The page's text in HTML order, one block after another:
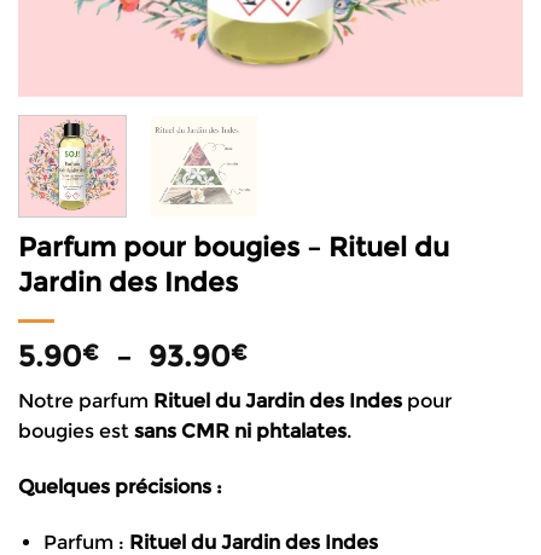
Parfum pour bougies – Rituel du
Jardin des Indes
5.90€ – 93.90€Plage
de
prix :
5.90€
Notre parfum Rituel du Jardin des Indes pour
bougies est sans CMR ni phtalates.
Quelques précisions :
Parfum : Rituel du Jardin des Indes